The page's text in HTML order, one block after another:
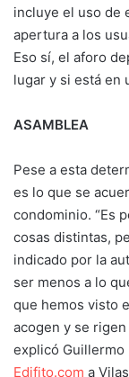
incluye el uso de
apertura a los
Eso sí, el aforo
lugar y si está en
ASAMBLEA
Pese a esta
es lo que se
condominio. “Es
cosas distintas,
indicado por la
ser menos a lo
que hemos visto
acogen y se
explicó Guillermo
Edifito.com a